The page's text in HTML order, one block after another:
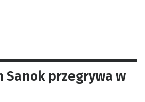
Sanok przegrywa w